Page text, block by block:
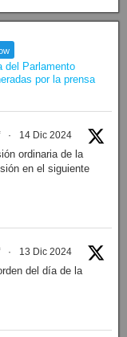
del Parlamento
por la prensa
· 14 Dic 2024
ordinaria de la
en el siguiente
· 13 Dic 2024
del día de la